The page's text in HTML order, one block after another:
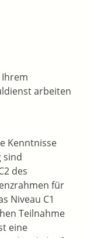
arbeiten
Kenntnisse
sind
des
für
Niveau C1
Teilnahme
eine